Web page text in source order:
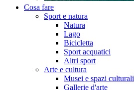
Cosa fare
Sport e natura
Natura
Lago
Bicicletta
Sport acquatici
Altri sport
Arte e cultura
Musei e spazi culturali
Gallerie d'arte